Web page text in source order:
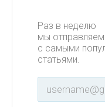
Раз в неделю
мы
с самыми
статьями.